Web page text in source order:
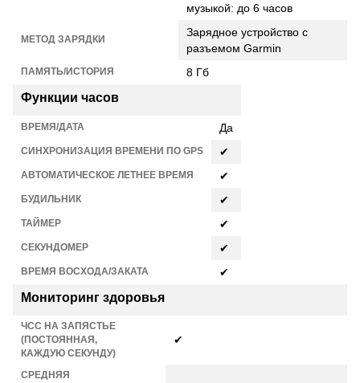
музыкой: до 6 часов
МЕТОД ЗАРЯДКИ
Зарядное устройство с
разъемом Garmin
ПАМЯТЬ/ИСТОРИЯ 8 Гб
Функции часов
ВРЕМЯ/ДАТА Да
СИНХРОНИЗАЦИЯ ВРЕМЕНИ ПО GPS ✔
АВТОМАТИЧЕСКОЕ ЛЕТНЕЕ ВРЕМЯ ✔
БУДИЛЬНИК ✔
ТАЙМЕР ✔
СЕКУНДОМЕР ✔
ВРЕМЯ ВОСХОДА/ЗАКАТА ✔
Мониторинг здоровья
ЧСС НА ЗАПЯСТЬЕ
(ПОСТОЯННАЯ,
КАЖДУЮ СЕКУНДУ)
✔
СРЕДНЯЯ